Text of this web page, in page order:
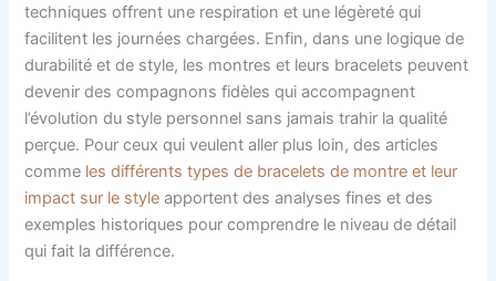
techniques offrent une respiration et une légèreté qui
facilitent les journées chargées. Enfin, dans une logique de
durabilité et de style, les montres et leurs bracelets peuvent
devenir des compagnons fidèles qui accompagnent
l’évolution du style personnel sans jamais trahir la qualité
perçue. Pour ceux qui veulent aller plus loin, des articles
comme les différents types de bracelets de montre et leur
impact sur le style apportent des analyses fines et des
exemples historiques pour comprendre le niveau de détail
qui fait la différence.